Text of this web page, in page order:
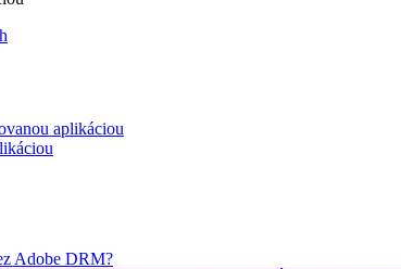
aplikáciou
Adobe DRM?